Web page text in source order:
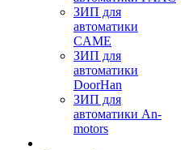
ЗИП для
автоматики
CAME
ЗИП для
автоматики
DoorHan
ЗИП для
автоматики An-
motors